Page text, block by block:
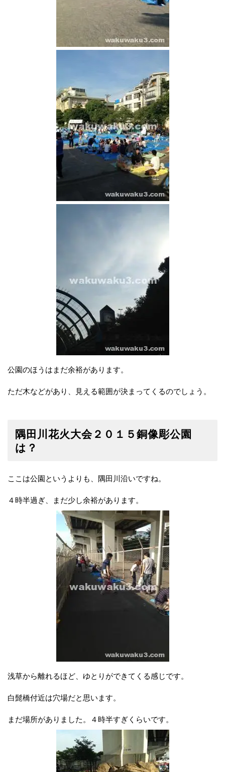
公園のほうはまだ余裕があります。
ただ木などがあり、見える範囲が決まってくるのでしょう。
隅田川花火大会２０１５銅像彫公園
は？
ここは公園というよりも、隅田川沿いですね。
４時半過ぎ、まだ少し余裕があります。
浅草から離れるほど、ゆとりができてくる感じです。
白髭橋付近は穴場だと思います。
まだ場所がありました。４時半すぎくらいです。